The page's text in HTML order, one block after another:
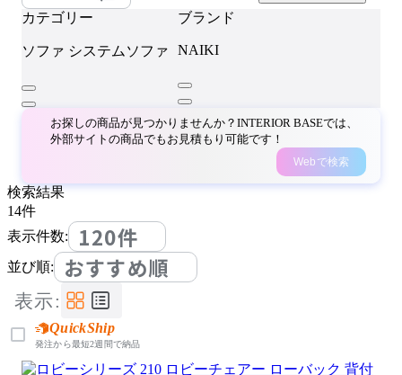
カテゴリー
ソファ システムソファ
ブランド
NAIKI
お探しの商品が見つかりませんか？INTERIOR BASEでは、
外部サイトの商品でもお見積もり可能です！
Webで検索
検索結果
14件
表示件数:
120件
並び順: おすすめ順
表示:
QuickShip
発注から最短2週間で納品